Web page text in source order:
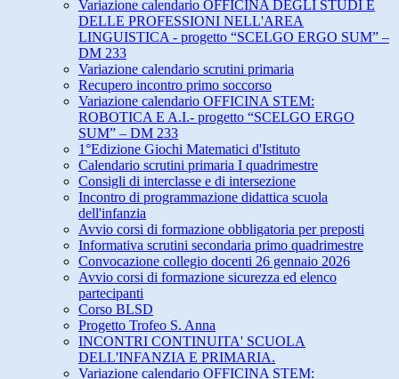
Variazione calendario OFFICINA DEGLI STUDI E
DELLE PROFESSIONI NELL'AREA
LINGUISTICA - progetto “SCELGO ERGO SUM” –
DM 233
Variazione calendario scrutini primaria
Recupero incontro primo soccorso
Variazione calendario OFFICINA STEM:
ROBOTICA E A.I.- progetto “SCELGO ERGO
SUM” – DM 233
1°Edizione Giochi Matematici d'Istituto
Calendario scrutini primaria I quadrimestre
Consigli di interclasse e di intersezione
Incontro di programmazione didattica scuola
dell'infanzia
Avvio corsi di formazione obbligatoria per preposti
Informativa scrutini secondaria primo quadrimestre
Convocazione collegio docenti 26 gennaio 2026
Avvio corsi di formazione sicurezza ed elenco
partecipanti
Corso BLSD
Progetto Trofeo S. Anna
INCONTRI CONTINUITA' SCUOLA
DELL'INFANZIA E PRIMARIA.
Variazione calendario OFFICINA STEM: